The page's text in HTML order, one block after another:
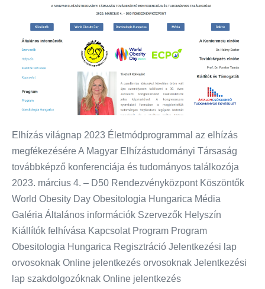
Elhízás világnap 2023 Életmódprogrammal az elhízás
megfékezésére A Magyar Elhízástudományi Társaság
továbbképző konferenciája és tudományos találkozója
2023. március 4. – D50 Rendezvényközpont Köszöntők
World Obesity Day Obesitologia Hungarica Média
Galéria Általános információk Szervezők Helyszín
Kiállítók felhívása Kapcsolat Program Program
Obesitologia Hungarica Regisztráció Jelentkezési lap
orvosoknak Online jelentkezés orvosoknak Jelentkezési
lap szakdolgozóknak Online jelentkezés